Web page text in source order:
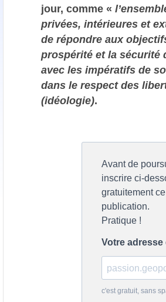
jour, comme «
privées, intérieures et
de répondre aux
prospérité et la sécurité
avec les impératifs de
dans le respect des
(idéologie).